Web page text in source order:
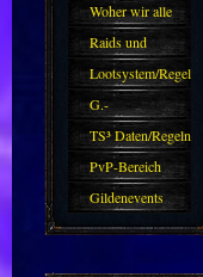
Woher wir alle
kommen.
Raids und
Zubehör
Lootsystem/Regeln
G.-
Sparkasse/
TS³ Daten/Regeln
PvP-Bereich
Gildenevents